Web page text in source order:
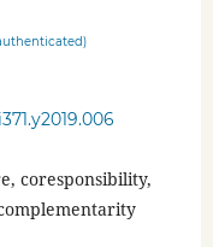
coresponsibility,